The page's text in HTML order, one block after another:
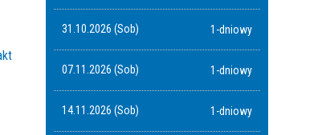
31.10.2026 (Sob) 1-dniowy
07.11.2026 (Sob) 1-dniowy
14.11.2026 (Sob) 1-dniowy